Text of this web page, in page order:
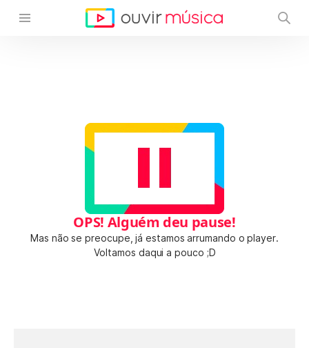
OPS! Alguém deu pause!
Mas não se preocupe, já estamos arrumando o player.
Voltamos daqui a pouco ;D